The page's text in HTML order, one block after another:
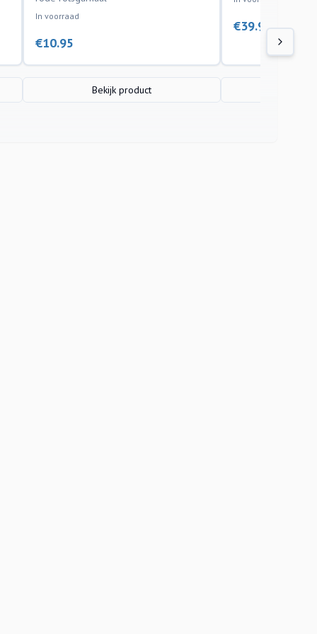
In voorraad
€10.95
Bekijk product
€39.95